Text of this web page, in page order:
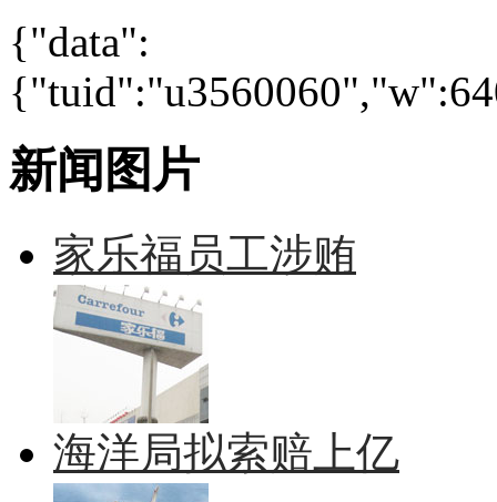
{"data":
新闻图片
家乐福员工涉贿
海洋局拟索赔上亿